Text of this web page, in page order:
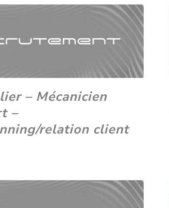
– Mécanicien
–
relation client